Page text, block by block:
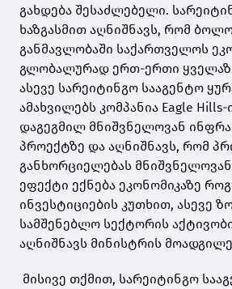
გახდება შესაძლებელი.
ხაზგასმით აღნიშნავს, რომ
განმავლობაში საქართველოს
გლობალურად ერთ-ერთი
ასევე სარეიტინგო სააგენტო
ამახვილებს კომპანია Eagle Hills-
დაგეგმილ მნიშვნელოვან
პროექტზე და აღნიშნავს, რომ
განხორციელებას
ეფექტი ექნება ეკონომიკაზე
ინვესტიციების კუთხით, ასევე
სამშენებლო სექტორის
აღნიშნავს მინისტრის
მისივე თქმით, სარეიტინგო